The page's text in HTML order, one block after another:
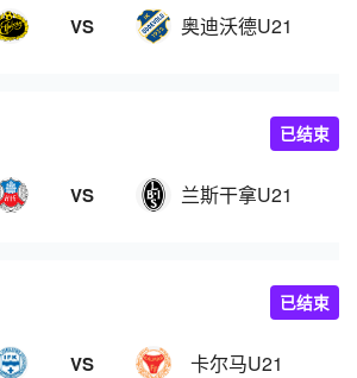
VS 奥迪沃德U21
VS 兰斯干拿U21
已结束
VS 卡尔马U21
已结束